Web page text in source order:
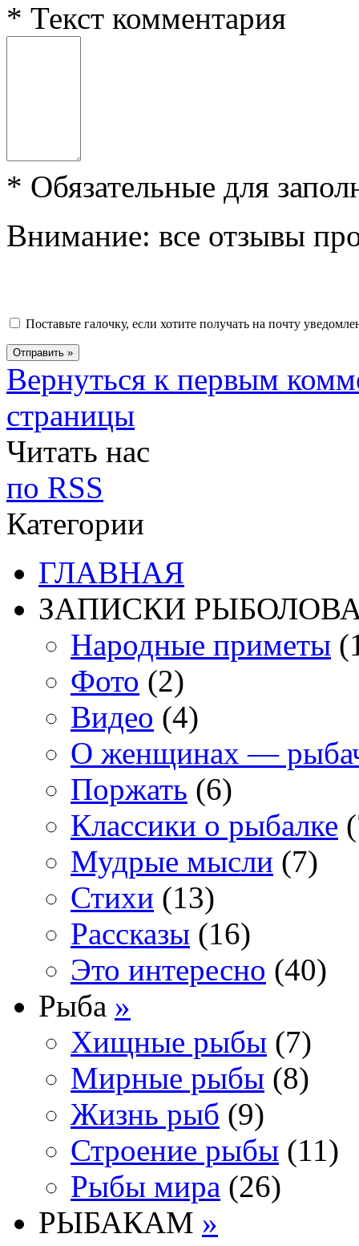
* Текст комментария
* Обязательные для
Внимание: все отзывы
Поставьте галочку, если хотите получать на почту
Вернуться к первым
страницы
Читать нас
по RSS
Категории
ГЛАВНАЯ
ЗАПИСКИ
Народные приметы
Фото (2)
Видео (4)
О женщинах —
Поржать (6)
Классики о рыбалке
Мудрые мысли (7)
Стихи (13)
Рассказы (16)
Это интересно (40)
Рыба »
Хищные рыбы (7)
Мирные рыбы (8)
Жизнь рыб (9)
Строение рыбы (11)
Рыбы мира (26)
РЫБАКАМ »